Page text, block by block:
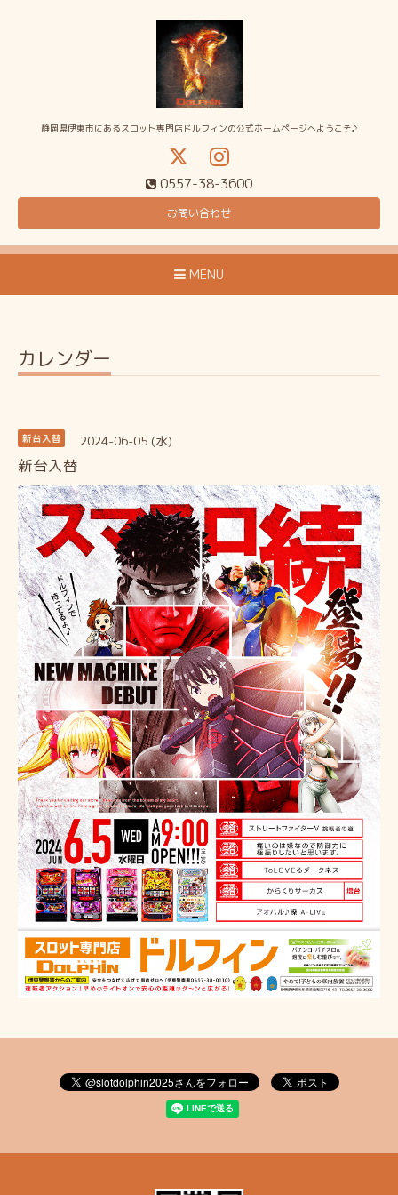
静岡県伊東市にあるスロット専門店ドルフィンの公式ホームページへようこそ♪
0557-38-3600
お問い合わせ
MENU
カレンダー
新台入替 2024-06-05 (水)
新台入替